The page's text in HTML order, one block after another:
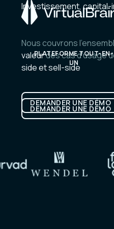
PLATEFORME TOUT-EN-
UN
DEMANDER
DEMANDER UNE DÉMO
Investissement,
Nous couvrons
valeurdes cas d'usage
side et sell-side
DEMANDER
DEMANDER UNE DÉMO